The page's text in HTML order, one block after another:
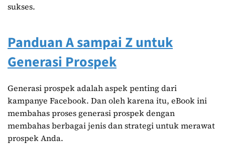
sukses.
Panduan A sampai Z untuk
Generasi Prospek
Generasi prospek adalah aspek penting dari
kampanye Facebook. Dan oleh karena itu, eBook ini
membahas proses generasi prospek dengan
membahas berbagai jenis dan strategi untuk merawat
prospek Anda.